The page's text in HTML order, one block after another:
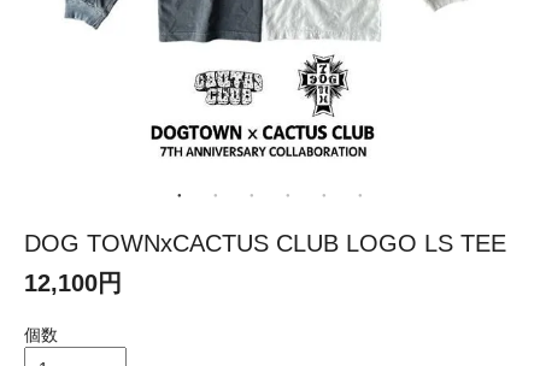
DOG TOWNxCACTUS CLUB LOGO LS TEE
12,100円
個数